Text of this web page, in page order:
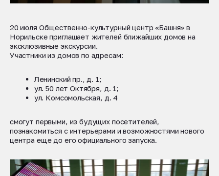
20 июля Общественно-культурный центр «Башня» в
Норильске приглашает жителей ближайших домов на
эксклюзивные экскурсии.
Участники из домов по адресам:
Ленинский пр., д. 1;
ул. 50 лет Октября, д. 1;
ул. Комсомольская, д. 4
смогут первыми, из будущих посетителей,
познакомиться с интерьерами и возможностями нового
центра еще до его официального запуска.